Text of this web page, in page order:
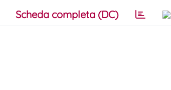
Scheda completa (DC)